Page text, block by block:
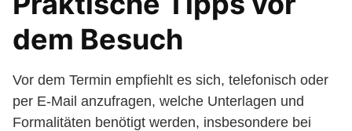
dem Besuch
Vor dem Termin empfiehlt es sich, telefonisch oder
per E-Mail anzufragen, welche Unterlagen und
Formalitäten benötigt werden, insbesondere bei